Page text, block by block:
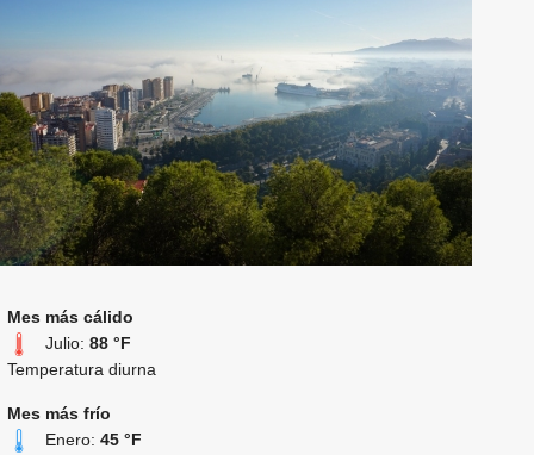
Mes más cálido
Julio: 88 °F
Temperatura diurna
Mes más frío
Enero: 45 °F